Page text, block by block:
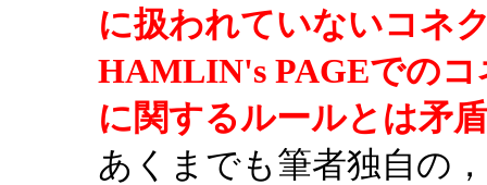
に扱われていないコネ
HAMLIN's PAGEでの
に関するルールとは矛
あくまでも筆者独自の